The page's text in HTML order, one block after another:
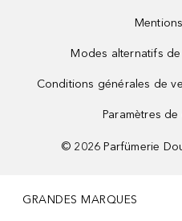
Modes alternatifs
Conditions générales de
Paramètres
© 2026 Parfümerie
GRANDES MARQUES